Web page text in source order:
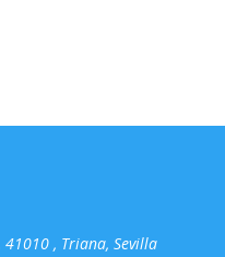
, Triana, Sevilla